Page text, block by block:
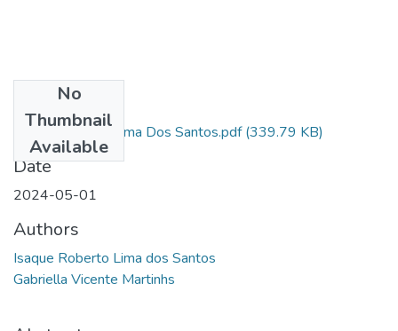
No
Thumbnail
Available
Isaque Roberto Lima Dos Santos.pdf(339.79 KB)
Date
2024-05-01
Authors
Isaque Roberto Lima dos Santos
Gabriella Vicente Martinhs